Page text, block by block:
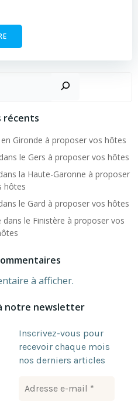
récents
Gironde à proposer vos hôtes
le Gers à proposer vos hôtes
la Haute-Garonne à proposer
hôtes
le Gard à proposer vos hôtes
le Finistère à proposer vos
à afficher.
notre newsletter
Inscrivez-vous pour
recevoir chaque mois
nos derniers articles